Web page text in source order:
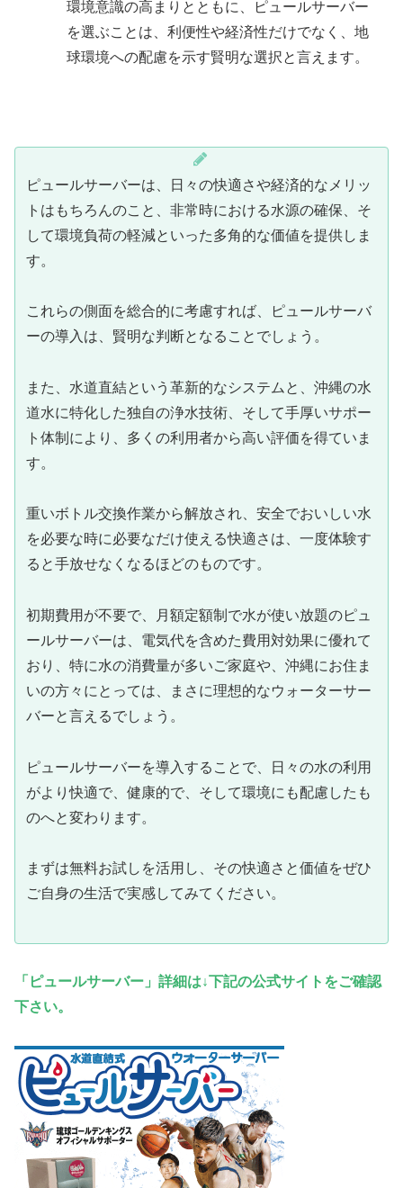
環境意識の高まりとともに、ピュールサーバー
を選ぶことは、利便性や経済性だけでなく、地
球環境への配慮を示す賢明な選択と言えます。
ピュールサーバーは、日々の快適さや経済的なメリッ
トはもちろんのこと、非常時における水源の確保、そ
して環境負荷の軽減といった多角的な価値を提供しま
す。
これらの側面を総合的に考慮すれば、ピュールサーバ
ーの導入は、賢明な判断となることでしょう。
また、水道直結という革新的なシステムと、沖縄の水
道水に特化した独自の浄水技術、そして手厚いサポー
ト体制により、多くの利用者から高い評価を得ていま
す。
重いボトル交換作業から解放され、安全でおいしい水
を必要な時に必要なだけ使える快適さは、一度体験す
ると手放せなくなるほどのものです。
初期費用が不要で、月額定額制で水が使い放題のピュ
ールサーバーは、電気代を含めた費用対効果に優れて
おり、特に水の消費量が多いご家庭や、沖縄にお住ま
いの方々にとっては、まさに理想的なウォーターサー
バーと言えるでしょう。
ピュールサーバーを導入することで、日々の水の利用
がより快適で、健康的で、そして環境にも配慮したも
のへと変わります。
まずは無料お試しを活用し、その快適さと価値をぜひ
ご自身の生活で実感してみてください。
「ピュールサーバー」詳細は↓下記の公式サイトをご確認
下さい。